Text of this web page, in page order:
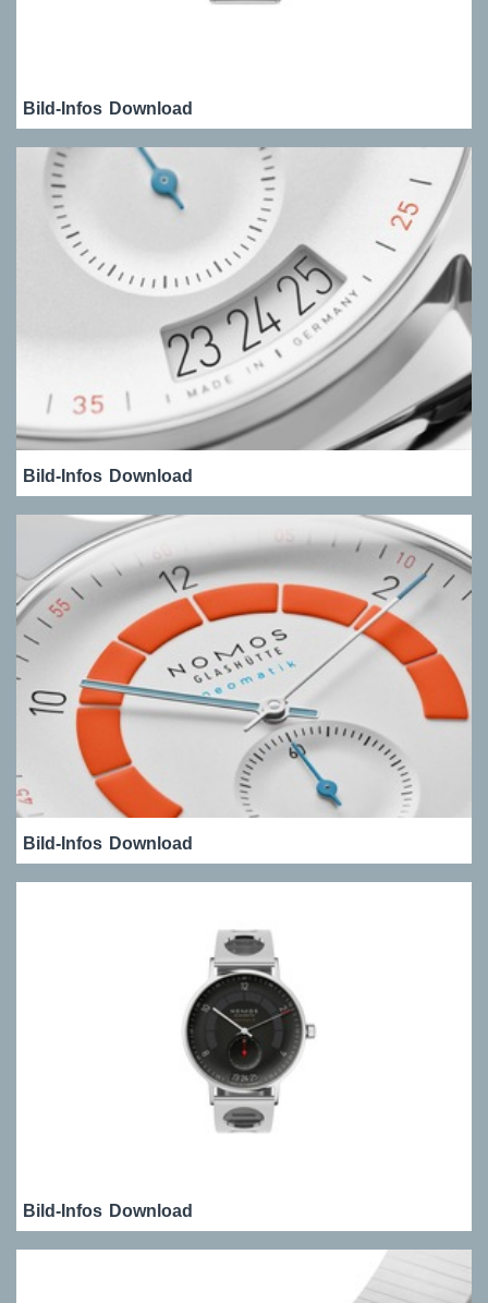
Bild-Infos Download
Bild-Infos Download
Bild-Infos Download
Bild-Infos Download